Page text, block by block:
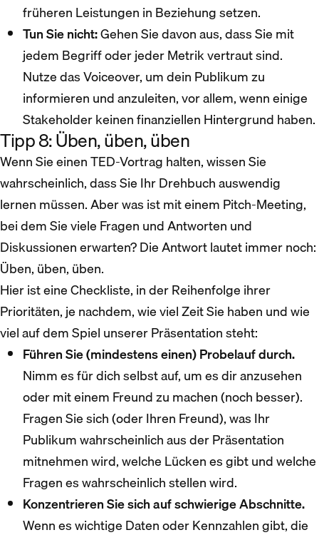
früheren Leistungen in Beziehung setzen.
Tun Sie nicht:Gehen Sie davon aus, dass Sie mit
jedem Begriff oder jeder Metrik vertraut sind.
Nutze das Voiceover, um dein Publikum zu
informieren und anzuleiten, vor allem, wenn einige
Stakeholder keinen finanziellen Hintergrund haben.
Tipp 8: Üben, üben, üben
Wenn Sie einen TED-Vortrag halten, wissen Sie
wahrscheinlich, dass Sie Ihr Drehbuch auswendig
lernen müssen. Aber was ist mit einem Pitch-Meeting,
bei dem Sie viele Fragen und Antworten und
Diskussionen erwarten? Die Antwort lautet immer noch:
Üben, üben, üben.
Hier ist eine Checkliste, in der Reihenfolge ihrer
Prioritäten, je nachdem, wie viel Zeit Sie haben und wie
viel auf dem Spiel unserer Präsentation steht:
Führen Sie (mindestens einen) Probelauf durch.
Nimm es für dich selbst auf, um es dir anzusehen
oder mit einem Freund zu machen (noch besser).
Fragen Sie sich (oder Ihren Freund), was Ihr
Publikum wahrscheinlich aus der Präsentation
mitnehmen wird, welche Lücken es gibt und welche
Fragen es wahrscheinlich stellen wird.
Konzentrieren Sie sich auf schwierige Abschnitte.
Wenn es wichtige Daten oder Kennzahlen gibt, die